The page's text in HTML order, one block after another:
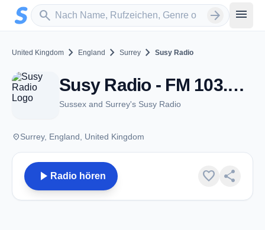
Zum Hauptinhalt springen
search
Sender suchen arrow_forward menu
United Kingdom chevron_right England chevron_right Surrey chevron_right Susy Radio
Susy Radio - FM 103.4 - Surrey
Sussex and Surrey's Susy Radio
placeSurrey, England, United Kingdom
play_arrow Radio hören favorite share